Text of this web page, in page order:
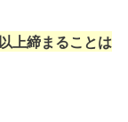
上締まることは